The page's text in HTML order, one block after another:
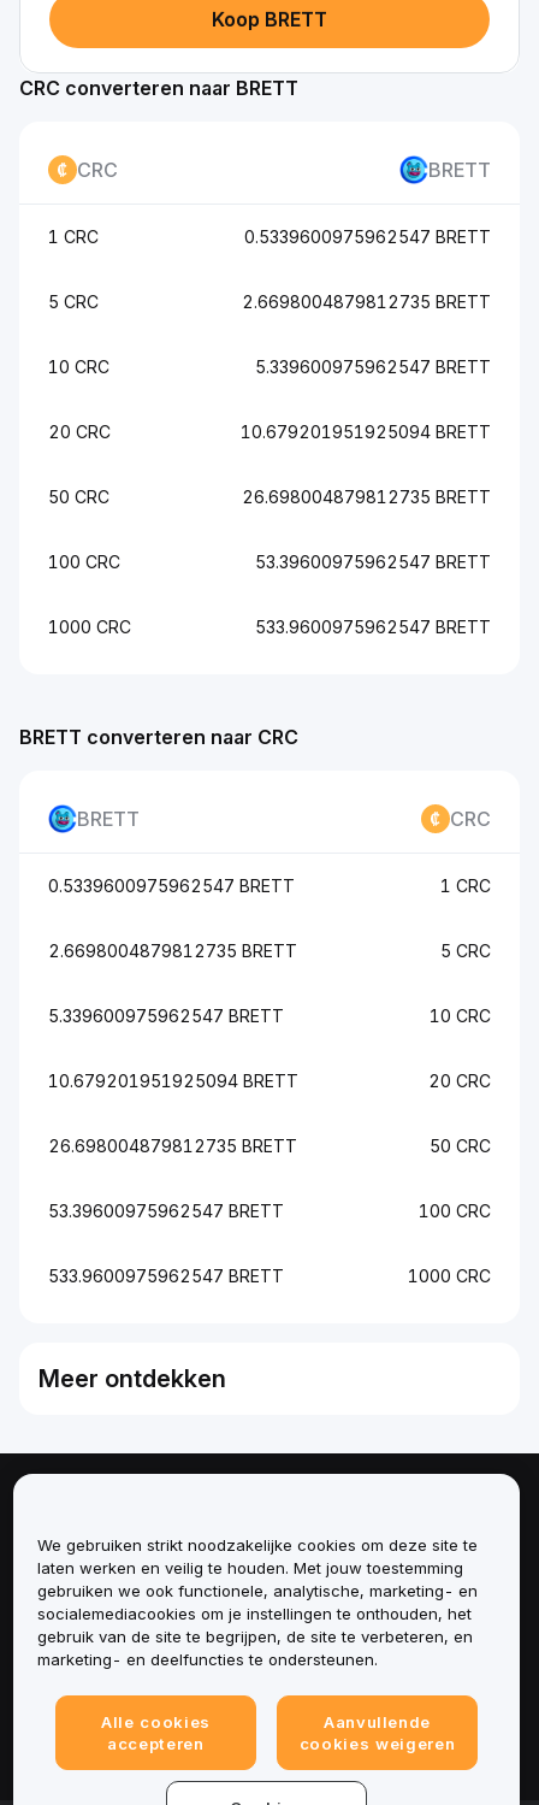
Koop BRETT
BRETT converteren naar CRC
BRETT CRC
0.5339600975962547 BRETT 1 CRC
2.6698004879812735 BRETT 5 CRC
5.339600975962547 BRETT 10 CRC
10.679201951925094 BRETT 20 CRC
26.698004879812735 BRETT 50 CRC
53.39600975962547 BRETT 100 CRC
533.9600975962547 BRETT 1000 CRC
CRC converteren naar BRETT
CRC BRETT
1 CRC 0.5339600975962547 BRETT
5 CRC 2.6698004879812735 BRETT
10 CRC 5.339600975962547 BRETT
20 CRC 10.679201951925094 BRETT
50 CRC 26.698004879812735 BRETT
100 CRC 53.39600975962547 BRETT
1000 CRC 533.9600975962547 BRETT
Meer ontdekken
Diensten
Ondersteuning
Juridisch
We gebruiken strikt noodzakelijke cookies om deze site te
laten werken en veilig te houden. Met jouw toestemming
gebruiken we ook functionele, analytische, marketing- en
socialemediacookies om je instellingen te onthouden, het
gebruik van de site te begrijpen, de site te verbeteren, en
marketing- en deelfuncties te ondersteunen.
Alle cookies
accepteren
Aanvullende
cookies weigeren